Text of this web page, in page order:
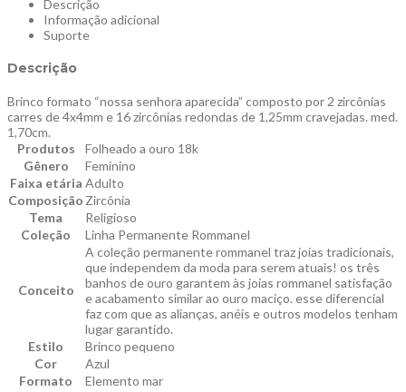
Descrição
Informação adicional
Suporte
Descrição
Brinco formato “nossa senhora aparecida” composto por 2 zircônias
carres de 4x4mm e 16 zircônias redondas de 1,25mm cravejadas. med.
1,70cm.
Produtos
Folheado a ouro 18k
Gênero
Feminino
Faixa etária Adulto
Composição Zircônia
Tema
Religioso
Coleção
Linha Permanente Rommanel
Conceito
A coleção permanente rommanel traz joias tradicionais,
que independem da moda para serem atuais! os três
banhos de ouro garantem às joias rommanel satisfação
e acabamento similar ao ouro maciço. esse diferencial
faz com que as alianças, anéis e outros modelos tenham
lugar garantido.
Estilo
Brinco pequeno
Cor
Azul
Formato
Elemento mar